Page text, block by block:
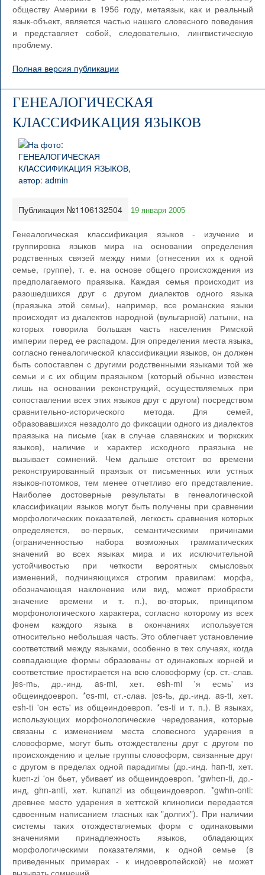
обществу Америки в 1956 году, метаязык, как и реальный
язык-объект, является частью нашего словесного поведения
и представляет собой, следовательно, лингвистическую
проблему.
Полная версия публикации
ГЕНЕАЛОГИЧЕСКАЯ
КЛАССИФИКАЦИЯ ЯЗЫКОВ
Публикация №1106132504 19 января 2005
Генеалогическая классификация языков - изучение и
группировка языков мира на основании определения
родственных связей между ними (отнесения их к одной
семье, группе), т. е. на основе общего происхождения из
предполагаемого праязыка. Каждая семья происходит из
разошедшихся друг с другом диалектов одного языка
(праязыка этой семьи), например, все романские языки
происходят из диалектов народной (вульгарной) латыни, на
которых говорила большая часть населения Римской
империи перед ее распадом. Для определения места языка,
согласно генеалогической классификации языков, он должен
быть сопоставлен с другими родственными языками той же
семьи и с их общим праязыком (который обычно известен
лишь на основании реконструкций, осуществляемых при
сопоставлении всех этих языков друг с другом) посредством
сравнительно-исторического метода. Для семей,
образовавшихся незадолго до фиксации одного из диалектов
праязыка на письме (как в случае славянских и тюркских
языков), наличие и характер исходного праязыка не
вызывает сомнений. Чем дальше отстоит во времени
реконструированный праязык от письменных или устных
языков-потомков, тем менее отчетливо его представление.
Наиболее достоверные результаты в генеалогической
классификации языков могут быть получены при сравнении
морфологических показателей, легкость сравнения которых
определяется, во-первых, семантическими причинами
(ограниченностью набора возможных грамматических
значений во всех языках мира и их исключительной
устойчивостью при четкости вероятных смысловых
изменений, подчиняющихся строгим правилам: морфа,
обозначающая наклонение или вид, может приобрести
значение времени и т. п.), во-вторых, принципом
морфонологического характера, согласно которому из всех
фонем каждого языка в окончаниях используется
относительно небольшая часть. Это облегчает установление
соответствий между языками, особенно в тех случаях, когда
совпадающие формы образованы от одинаковых корней и
соответствие простирается на всю словоформу (ср. ст.-слав.
jes-mь, др.-инд. as-mi, хет. esh-mi 'я есмь' из
общеиндоевроп. *es-mi, ст.-слав. jes-tь, др.-инд. as-ti, хет.
esh-ti 'oн есть' из общеиндоевроп. *es-ti и т. п.). В языках,
использующих морфонологические чередования, которые
связаны с изменением места словесного ударения в
словоформе, могут быть отождествлены друг с другом по
происхождению и целые группы словоформ, связанные друг
с другом в пределах одной парадигмы (др.-инд. han-ti, хет.
kuen-zi 'он бьет, убивает' из общеиндоевроп. *gwhen-ti, др.-
инд, ghn-anti, хет. kunanzi из общеиндоевроп. *gwhn-onti:
древнее место ударения в хеттской клинописи передается
сдвоенным написанием гласных как "долгих"). При наличии
системы таких отождествляемых форм с одинаковыми
значениями принадлежность языков, обладающих
морфологическими показателями, к одной семье (в
приведенных примерах - к индоевропейской) не может
вызывать сомнений.